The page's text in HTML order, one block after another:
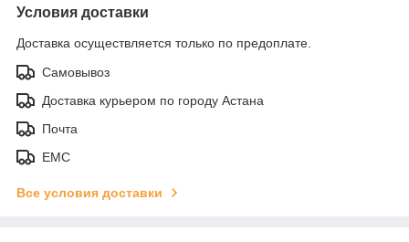
Условия доставки
Доставка осуществляется только по предоплате.
Самовывоз
Доставка курьером по городу Астана
Почта
ЕМС
Все условия доставки